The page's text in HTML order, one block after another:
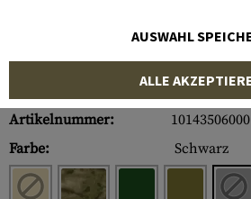
Artikelnummer:
10143506000
Farbe:
Schwarz
AUSWAHL
ALLE